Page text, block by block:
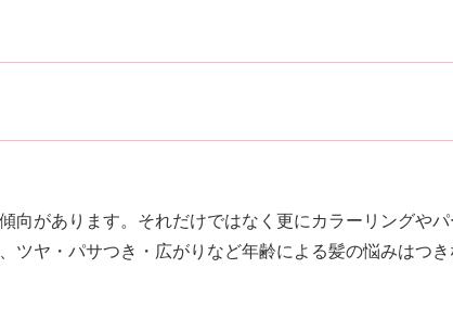
向があります。それだけではなく更にカラーリングや
ヤ・パサつき・広がりなど年齢による髪の悩みはつき